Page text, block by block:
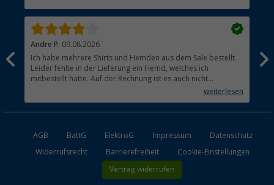
Andre P. 09.08.2026
Ich habe mehrere Shirts und Hemden aus dem Sale bestellt.
Leider fehlte in der Lieferung ein Hemd, welches ich
mitbestellt hatte. Auf der Rechnung ist es auch nicht
aufgetaucht, aber es gab keinen einzigen Hinweis, dass die
weiterlesen
AGB BattG ElektroG Impressum
Datenschutz
Widerrufsrecht
Barrierefreiheit Cookie-Einstellungen
Vertrag widerrufen